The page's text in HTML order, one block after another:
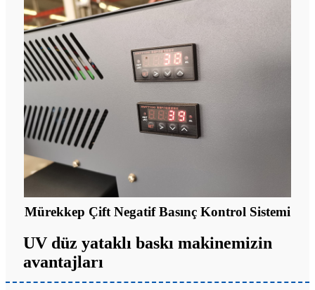
Mürekkep Çift Negatif Basınç Kontrol Sistemi
UV düz yataklı baskı makinemizin
avantajları